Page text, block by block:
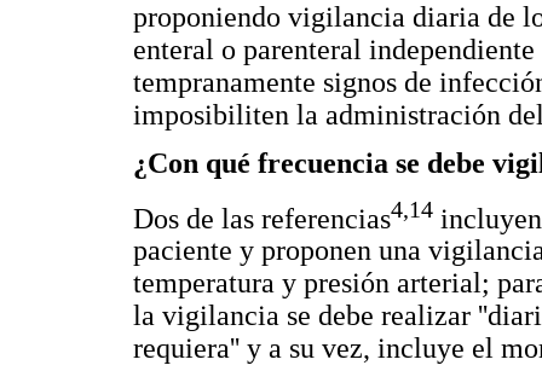
proponiendo vigilancia diaria de
enteral o parenteral
tempranamente signos de
imposibiliten la administración
¿Con qué frecuencia se debe
Dos de las referencias4,14
paciente y proponen una
temperatura y presión arterial;
la vigilancia se debe realizar
requiera'' y a su vez, incluye el